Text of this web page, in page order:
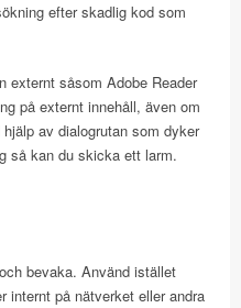
efter skadlig kod som
externt såsom Adobe Reader
på externt innehåll, även om
av dialogrutan som dyker
så kan du skicka ett larm.
bevaka. Använd istället
internt på nätverket eller andra